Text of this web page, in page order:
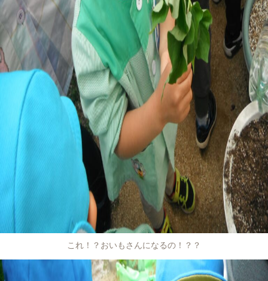
これ！？おいもさんになるの！？？